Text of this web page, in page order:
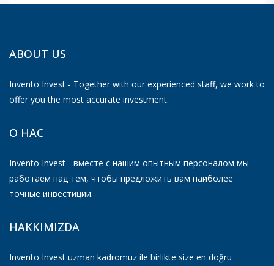
ABOUT US
Invento Invest - Together with our experienced staff, we work to
offer you the most accurate investment.
О НАС
Invento Invest - вместе с нашим опытным персоналом мы
работаем над тем, чтобы предложить вам наиболее
точные инвестиции.
HAKKIMIZDA
Invento Invest uzman kadromuz ile birlikte size en doğru